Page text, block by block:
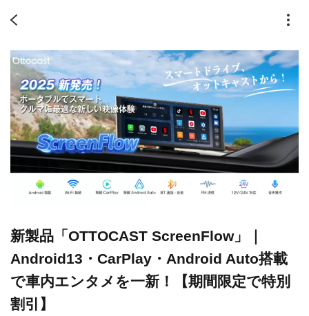
新製品「OTTOCAST ScreenFlow」｜
Android13・CarPlay・Android Auto搭載
で車内エンタメを一新！【期間限定で特別
割引】